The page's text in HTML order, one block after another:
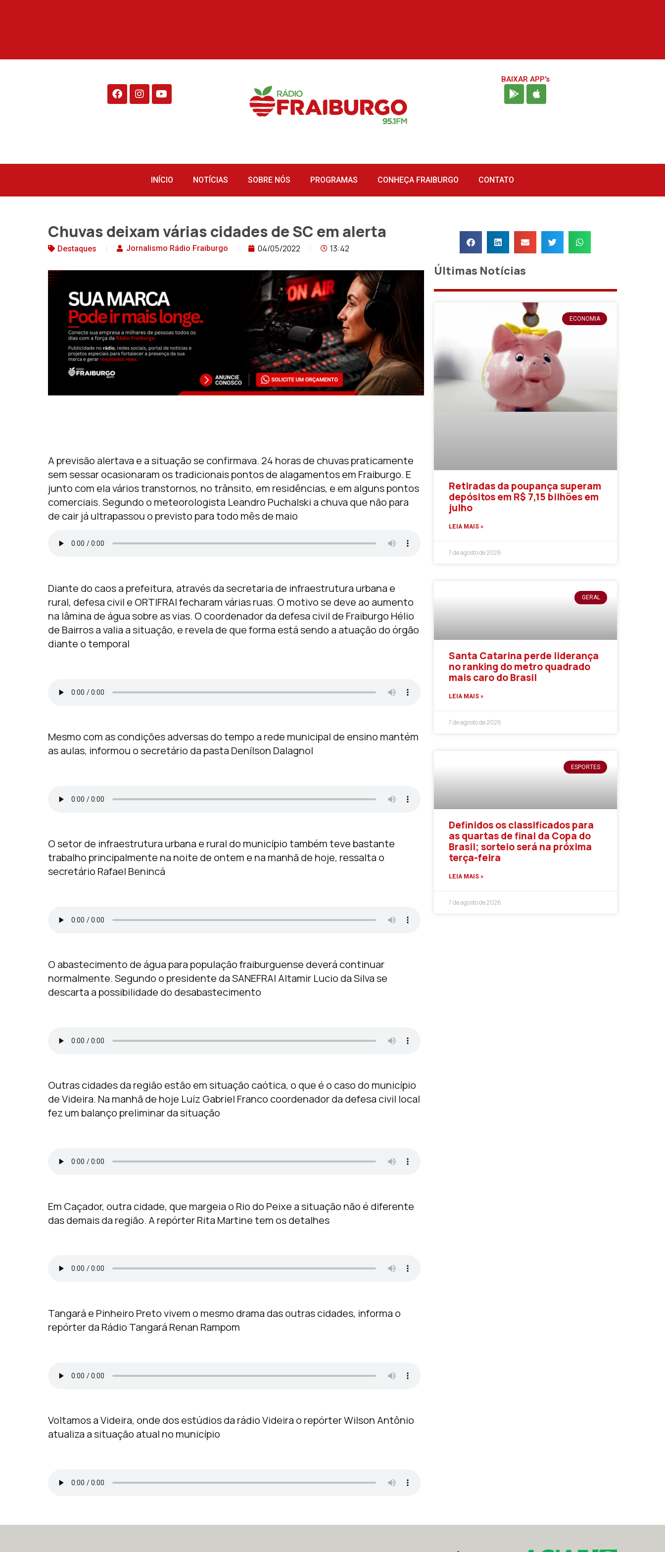
BAIXAR APP's
INÍCIO NOTÍCIAS SOBRE NÓS PROGRAMAS CONHEÇA FRAIBURGO CONTATO
Chuvas deixam várias cidades de SC em alerta
Destaques Jornalismo Rádio Fraiburgo 04/05/2022 13:42
A previsão alertava e a situação se confirmava. 24 horas de chuvas praticamente
sem sessar ocasionaram os tradicionais pontos de alagamentos em Fraiburgo. E
junto com ela vários transtornos, no trânsito, em residências, e em alguns pontos
comerciais. Segundo o meteorologista Leandro Puchalski a chuva que não para
de cair já ultrapassou o previsto para todo mês de maio
Diante do caos a prefeitura, através da secretaria de infraestrutura urbana e
rural, defesa civil e ORTIFRAI fecharam várias ruas. O motivo se deve ao aumento
na lâmina de água sobre as vias. O coordenador da defesa civil de Fraiburgo Hélio
de Bairros a valia a situação, e revela de que forma está sendo a atuação do órgão
diante o temporal
Mesmo com as condições adversas do tempo a rede municipal de ensino mantém
as aulas, informou o secretário da pasta Denílson Dalagnol
O setor de infraestrutura urbana e rural do município também teve bastante
trabalho principalmente na noite de ontem e na manhã de hoje, ressalta o
secretário Rafael Benincá
O abastecimento de água para população fraiburguense deverá continuar
normalmente. Segundo o presidente da SANEFRAI Altamir Lucio da Silva se
descarta a possibilidade do desabastecimento
Outras cidades da região estão em situação caótica, o que é o caso do município
de Videira. Na manhã de hoje Luíz Gabriel Franco coordenador da defesa civil local
fez um balanço preliminar da situação
Em Caçador, outra cidade, que margeia o Rio do Peixe a situação não é diferente
das demais da região. A repórter Rita Martine tem os detalhes
Tangará e Pinheiro Preto vivem o mesmo drama das outras cidades, informa o
repórter da Rádio Tangará Renan Rampom
Voltamos a Videira, onde dos estúdios da rádio Videira o repórter Wilson Antônio
atualiza a situação atual no município
Últimas Notícias
ECONOMIA
Retiradas da poupança superam
depósitos em R$ 7,15 bilhões em
julho
LEIA MAIS »
7 de agosto de 2026
GERAL
Santa Catarina perde liderança
no ranking do metro quadrado
mais caro do Brasil
LEIA MAIS »
7 de agosto de 2026
ESPORTES
Definidos os classificados para
as quartas de final da Copa do
Brasil; sorteio será na próxima
terça-feira
LEIA MAIS »
7 de agosto de 2026